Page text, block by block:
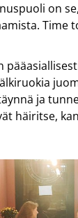
on
Time
ja
häiritse,